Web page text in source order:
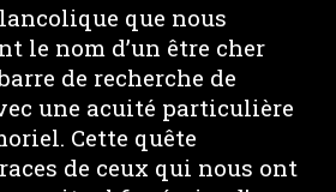
que nous
le nom d’un être cher
de recherche de
une acuité particulière
Cette quête
de ceux qui nous ont